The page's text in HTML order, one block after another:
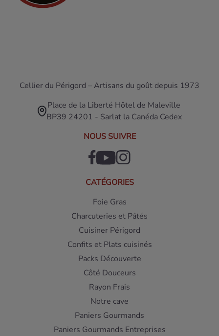
Cellier du Périgord – Artisans du goût depuis 1973
Place de la Liberté Hôtel de Maleville
BP39 24201 - Sarlat la Canéda Cedex
NOUS SUIVRE
CATÉGORIES
Foie Gras
Charcuteries et Pâtés
Cuisiner Périgord
Confits et Plats cuisinés
Packs Découverte
Côté Douceurs
Rayon Frais
Notre cave
Paniers Gourmands
Paniers Gourmands Entreprises